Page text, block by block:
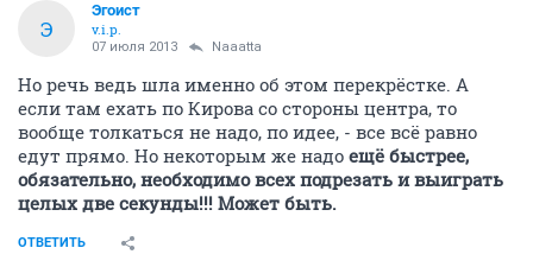
Э
Эгоист
v.i.p.
07 июля 2013 Naaatta
Но речь ведь шла именно об этом перекрёстке. А
если там ехать по Кирова со стороны центра, то
вообще толкаться не надо, по идее, - все всё равно
едут прямо. Но некоторым же надо ещё быстрее,
обязательно, необходимо всех подрезать и выиграть
целых две секунды!!! Может быть.
ОТВЕТИТЬ